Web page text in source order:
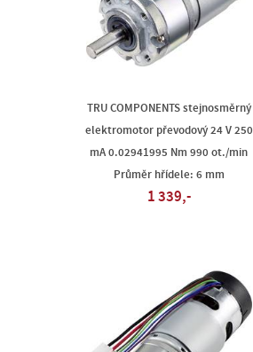
TRU COMPONENTS stejnosměrný
elektromotor převodový 24 V 250
mA 0.02941995 Nm 990 ot./min
Průměr hřídele: 6 mm
1 339,-